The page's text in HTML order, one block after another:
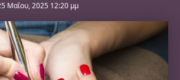
Μαΐου, 2025 12:20 μμ